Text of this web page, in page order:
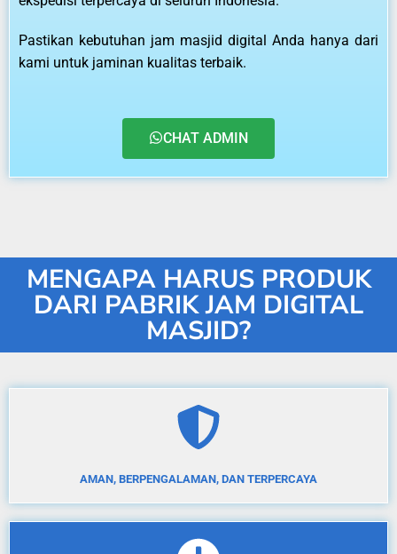
Pastikan kebutuhan jam masjid digital Anda hanya dari
kami untuk jaminan kualitas terbaik.
CHAT ADMIN
MENGAPA HARUS PRODUK
DARI PABRIK JAM DIGITAL
MASJID?
AMAN, BERPENGALAMAN, DAN TERPERCAYA